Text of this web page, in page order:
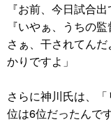
『お前、今日試合
『いやぁ、うちの
さぁ、干されてん
かりですよ」
さらに神川氏は、
位は6位だったんで